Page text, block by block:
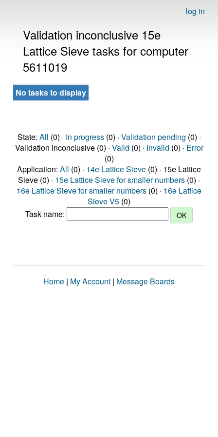
log in
Validation inconclusive 15e
Lattice Sieve tasks for computer
5611019
No tasks to display
State: All (0) · In progress(0) · Validation pending (0) ·
Validation inconclusive (0) · Valid (0) · Invalid (0) · Error
(0)
Application: All (0) · 14e Lattice Sieve (0) · 15e Lattice
Sieve (0) · 15e Lattice Sieve for smaller numbers (0) ·
16e Lattice Sieve for smaller numbers (0) · 16e Lattice
Sieve V5 (0)
Task name:
Home | My Account | Message Boards